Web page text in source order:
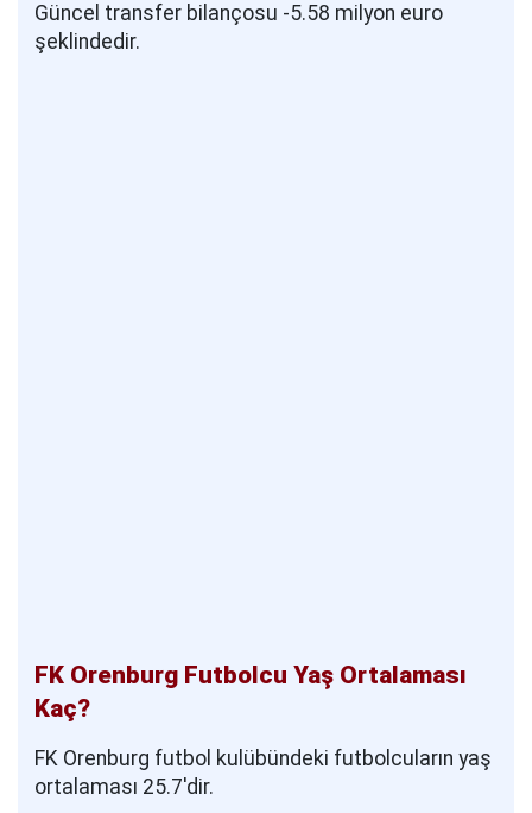
Güncel transfer bilançosu -5.58 milyon euro
şeklindedir.
FK Orenburg Futbolcu Yaş Ortalaması
Kaç?
FK Orenburg futbol kulübündeki futbolcuların yaş
ortalaması 25.7'dir.